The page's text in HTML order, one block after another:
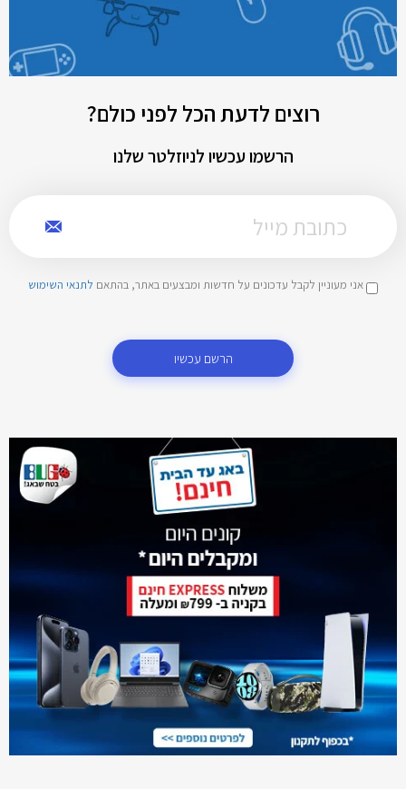
רוצים לדעת הכל לפני כולם?
הרשמו עכשיו לניוזלטר שלנו
אני מעוניין לקבל עדכונים על חדשות ומבצעים באתר, בהתאם לתנאי השימוש
הרשם עכשיו